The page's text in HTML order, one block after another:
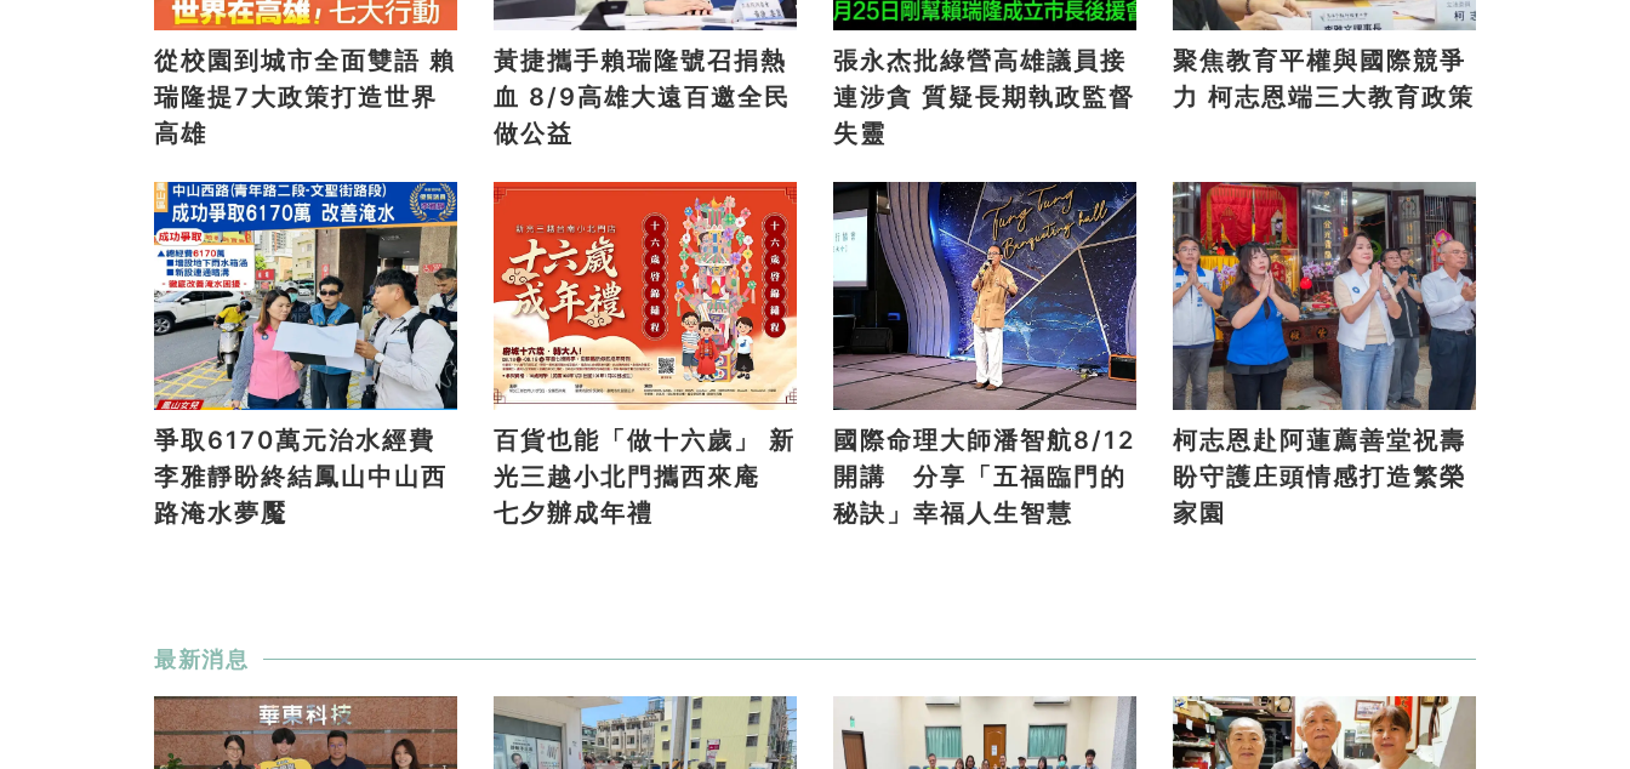
從校園到城市全面雙語 賴
瑞隆提7大政策打造世界
高雄
黃捷攜手賴瑞隆號召捐熱
血 8/9高雄大遠百邀全民
做公益
張永杰批綠營高雄議員接
連涉貪 質疑長期執政監督
失靈
聚焦教育平權與國際競爭
力 柯志恩端三大教育政策
爭取6170萬元治水經費
李雅靜盼終結鳳山中山西
路淹水夢魘
百貨也能「做十六歲」 新
光三越小北門攜西來庵
七夕辦成年禮
國際命理大師潘智航8/12
開講 分享「五福臨門的
秘訣」幸福人生智慧
柯志恩赴阿蓮薦善堂祝壽
盼守護庄頭情感打造繁榮
家園
最新消息